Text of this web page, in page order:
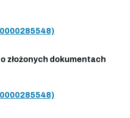
0000285548)
złożonych dokumentach
0000285548)